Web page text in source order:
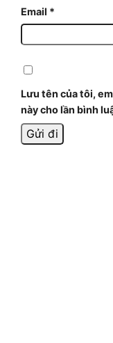
Email *
Lưu tên của tôi,
này cho lần bình